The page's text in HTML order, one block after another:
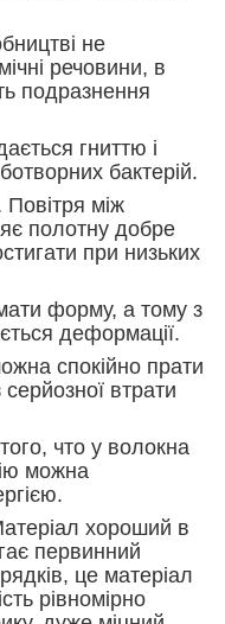
не
речовини, в
подразнення
гниттю і
бактерій.
Повітря між
полотну добре
при низьких
форму, а тому з
деформації.
спокійно прати
втрати
что у волокна
можна
хороший в
первинний
це матеріал
рівномірно